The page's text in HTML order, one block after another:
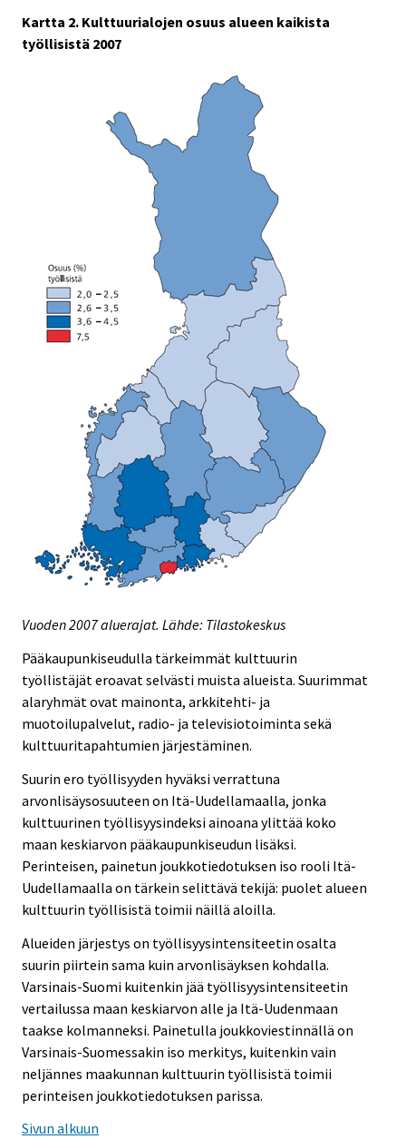
Kartta 2. Kulttuurialojen osuus alueen kaikista
työllisistä 2007
Vuoden 2007 aluerajat. Lähde: Tilastokeskus
Pääkaupunkiseudulla tärkeimmät kulttuurin
työllistäjät eroavat selvästi muista alueista. Suurimmat
alaryhmät ovat mainonta, arkkitehti- ja
muotoilupalvelut, radio- ja televisiotoiminta sekä
kulttuuritapahtumien järjestäminen.
Suurin ero työllisyyden hyväksi verrattuna
arvonlisäysosuuteen on Itä-Uudellamaalla, jonka
kulttuurinen työllisyysindeksi ainoana ylittää koko
maan keskiarvon pääkaupunkiseudun lisäksi.
Perinteisen, painetun joukkotiedotuksen iso rooli Itä-
Uudellamaalla on tärkein selittävä tekijä: puolet alueen
kulttuurin työllisistä toimii näillä aloilla.
Alueiden järjestys on työllisyysintensiteetin osalta
suurin piirtein sama kuin arvonlisäyksen kohdalla.
Varsinais-Suomi kuitenkin jää työllisyysintensiteetin
vertailussa maan keskiarvon alle ja Itä-Uudenmaan
taakse kolmanneksi. Painetulla joukkoviestinnällä on
Varsinais-Suomessakin iso merkitys, kuitenkin vain
neljännes maakunnan kulttuurin työllisistä toimii
perinteisen joukkotiedotuksen parissa.
Sivun alkuun